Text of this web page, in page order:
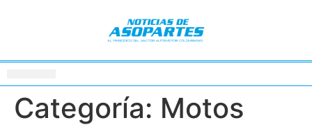
Categoría: Motos